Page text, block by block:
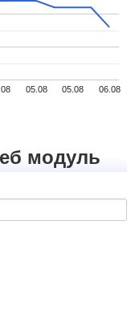
05.08 05.08 06.08
модуль